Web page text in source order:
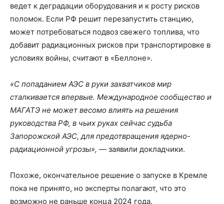
ведет к деградации оборудования и к росту рисков
поломок. Если РФ решит перезапустить станцию,
может потребоваться подвоз свежего топлива, что
добавит радиационных рисков при транспортировке в
условиях войны, считают в «Беллоне».
«С попаданием АЭС в руки захватчиков мир
сталкивается впервые. Международное сообщество и
МАГАТЭ не может весомо влиять на решения
руководства РФ, в чьих руках сейчас судьба
Запорожской АЭС, для предотвращения ядерно-
радиационной угрозы», — заявили докладчики.
Похоже, окончательное решение о запуске в Кремле
пока не принято, но эксперты полагают, что это
возможно не раньше конца 2024 года.